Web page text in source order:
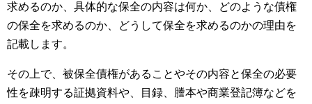
求めるのか、具体的な保全の内容は何か、どのような債権
の保全を求めるのか、どうして保全を求めるのかの理由を
記載します。
その上で、被保全債権があることやその内容と保全の必要
性を疎明する証拠資料や、目録、謄本や商業登記簿などを